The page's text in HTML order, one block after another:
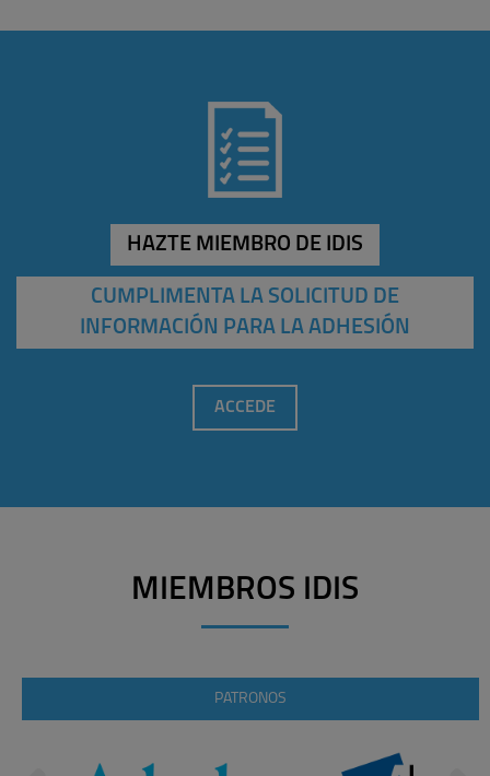
HAZTE MIEMBRO DE IDIS
CUMPLIMENTA LA SOLICITUD DE
INFORMACIÓN PARA LA ADHESIÓN
ACCEDE
MIEMBROS IDIS
PATRONOS